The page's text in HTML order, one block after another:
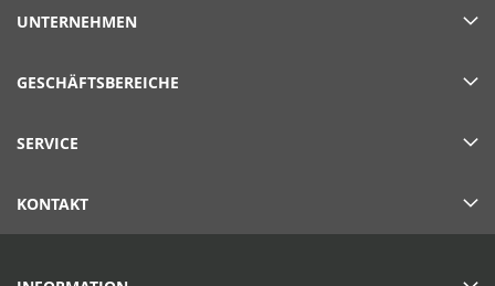
UNTERNEHMEN
GESCHÄFTSBEREICHE
SERVICE
KONTAKT